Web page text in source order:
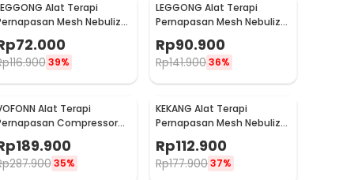
Alat Terapi
Mesh Nebulizer
W005
72.000
116.900 39%
LEGGONG Alat Terapi
Pernapasan Mesh Nebulizer
Rechargeable - HSK-W005
Rp90.900
Rp141.90036%
Alat Terapi
Compressor
Nebulizer Inhaler Atomizer
AXD-308
189.900
287.900 35%
KEKANG Alat Terapi
Pernapasan Mesh Nebulizer
Rechargeable - KE-N11
Rp112.900
Rp177.90037%